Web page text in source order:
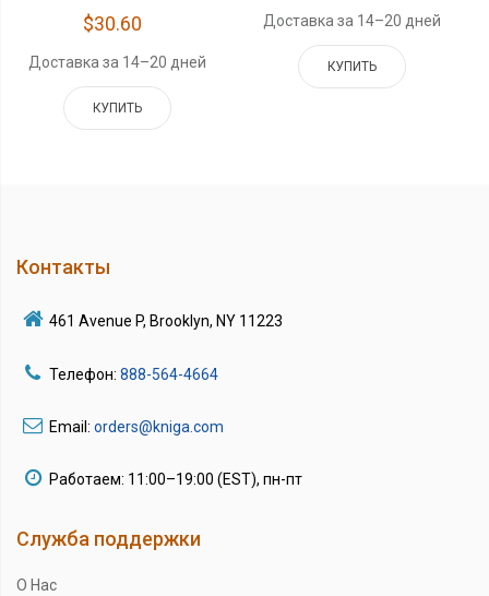
$30.60
Доставка за 14–20 дней
КУПИТЬ
Доставка за 14–20 дней
КУПИТЬ
Контакты
461 Avenue P, Brooklyn, NY 11223
Телефон: 888-564-4664
Email: orders@kniga.com
Работаем: 11:00–19:00 (EST), пн-пт
Служба поддержки
О Нас